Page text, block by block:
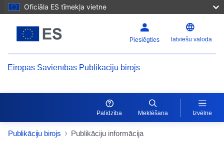
Oficiāla ES tīmekļa vietne
Pieslēgties latviešu valoda
Eiropas Savienības Publikāciju birojs
Palīdzība Meklēšana Izvēlne
Publikāciju birojs Publikāciju informācija